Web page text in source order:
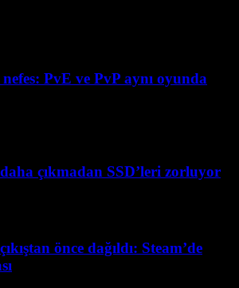
PvE ve PvP aynı oyunda
çıkmadan SSD’leri zorluyor
önce dağıldı: Steam’de